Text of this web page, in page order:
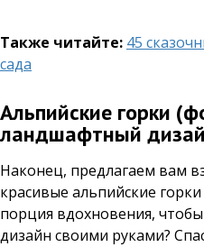
Также читайте: 45
сада
Альпийские горки
ландшафтный
Наконец, предлагаем вам
красивые альпийские
порция вдохновения,
дизайн своими руками?